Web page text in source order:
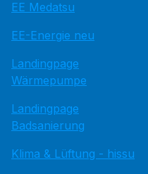
EE Medatsu
EE-Energie neu
Landingpage
Wärmepumpe
Landingpage
Badsanierung
Klima & Lüftung - hissu